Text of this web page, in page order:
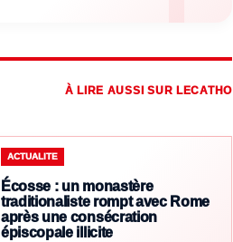
À LIRE AUSSI SUR LECATHO
ACTUALITE
Écosse : un monastère
traditionaliste rompt avec Rome
après une consécration
épiscopale illicite